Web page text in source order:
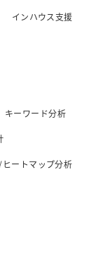
インハウス支援
キーワード分析
ートマップ分析